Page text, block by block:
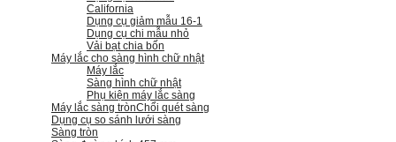
California
Dụng cụ giảm mẫu 16-1
Dụng cụ chi mẫu nhỏ
Vải bạt chia bốn
Máy lắc cho sàng hình chữ nhật
Máy lắc
Sàng hình chữ nhật
Phụ kiện máy lắc sàng
Máy lắc sàng trònChổi quét sàng
Dụng cụ so sánh lưới sàng
Sàng tròn